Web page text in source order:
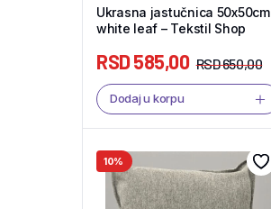
Ukrasna jastučnica 50x50cm
white leaf – Tekstil Shop
RSD650,00
RSD585,00
Dodaj u korpu
10%